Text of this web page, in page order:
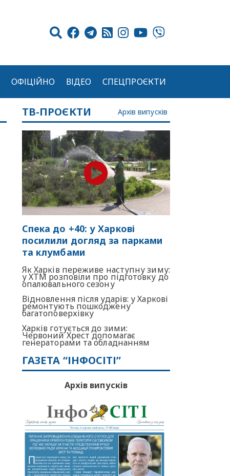
ОФІЦІЙНО ВІДЕО СПЕЦПРОЄКТИ
ТВ-ПРОЄКТИ Архів випусків
Спека до +40: у Харкові
посилили догляд за парками
та клумбами
Як Харків переживе наступну зиму:
у ХТМ розповіли про підготовку до
опалювального сезону
Відновлення після ударів: у Харкові
ремонтують пошкоджену
багатоповерхівку
Харків готується до зими:
Червоний Хрест допомагає
генераторами та обладнанням
ГАЗЕТА “ІНФОСІТІ”
Архів випусків